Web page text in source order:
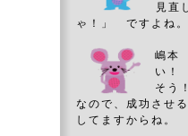
見直
ゃ！」 ですよね。
嶋本
い！
そう
なので、成功させ
してますからね。